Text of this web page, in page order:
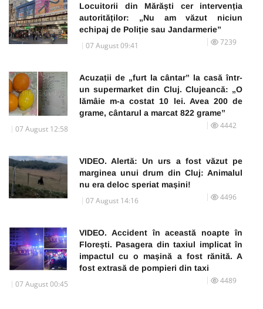
Locuitorii din Mărăști cer intervenția
autorităților: „Nu am văzut niciun
echipaj de Poliție sau Jandarmerie”
07 August 09:41 7239
Acuzații de „furt la cântar” la casă într-
un supermarket din Cluj. Clujeancă: „O
lămâie m-a costat 10 lei. Avea 200 de
grame, cântarul a marcat 822 grame”
07 August 12:58 4442
VIDEO. Alertă: Un urs a fost văzut pe
marginea unui drum din Cluj: Animalul
nu era deloc speriat mașini!
07 August 14:16 4496
VIDEO. Accident în această noapte în
Florești. Pasagera din taxiul implicat în
impactul cu o mașină a fost rănită. A
fost extrasă de pompieri din taxi
07 August 00:45 4489